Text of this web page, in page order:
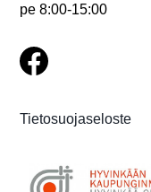
pe 8:00-15:00
Tietosuojaseloste